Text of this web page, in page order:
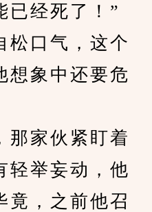
已经死了！”
口气，这个
想象中还要危
家伙紧盯着
轻举妄动，他
竟，之前他召